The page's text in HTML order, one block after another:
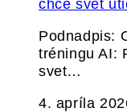
chce svet
Podnadpis:
tréningu AI:
svet…
4. apríla